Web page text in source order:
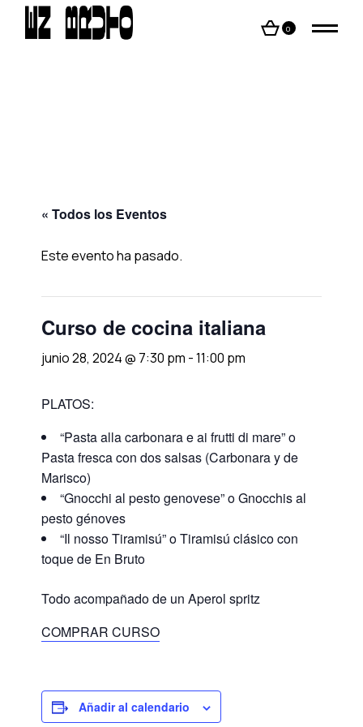
content
0
« Todos los Eventos
Este evento ha pasado.
Curso de cocina italiana
junio 28, 2024 @ 7:30 pm -11:00 pm
PLATOS:
“Pasta alla carbonara e ai frutti di mare” o
Pasta fresca con dos salsas (Carbonara y de
Marisco)
“Gnocchi al pesto genovese” o Gnocchis al
pesto génoves
“Il nosso Tiramisú” o Tiramisú clásico con
toque de En Bruto
Todo acompañado de un Aperol spritz
COMPRAR CURSO
Añadir al calendario